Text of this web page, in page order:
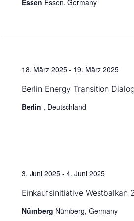
Essen Essen, Germany
Berlin Energy Transition
18. März 2025- 19. März 2025
Berlin , Deutschland
Einkaufsinitiative Westbalkan
3. Juni 2025- 4. Juni 2025
Nürnberg Nürnberg, Germany